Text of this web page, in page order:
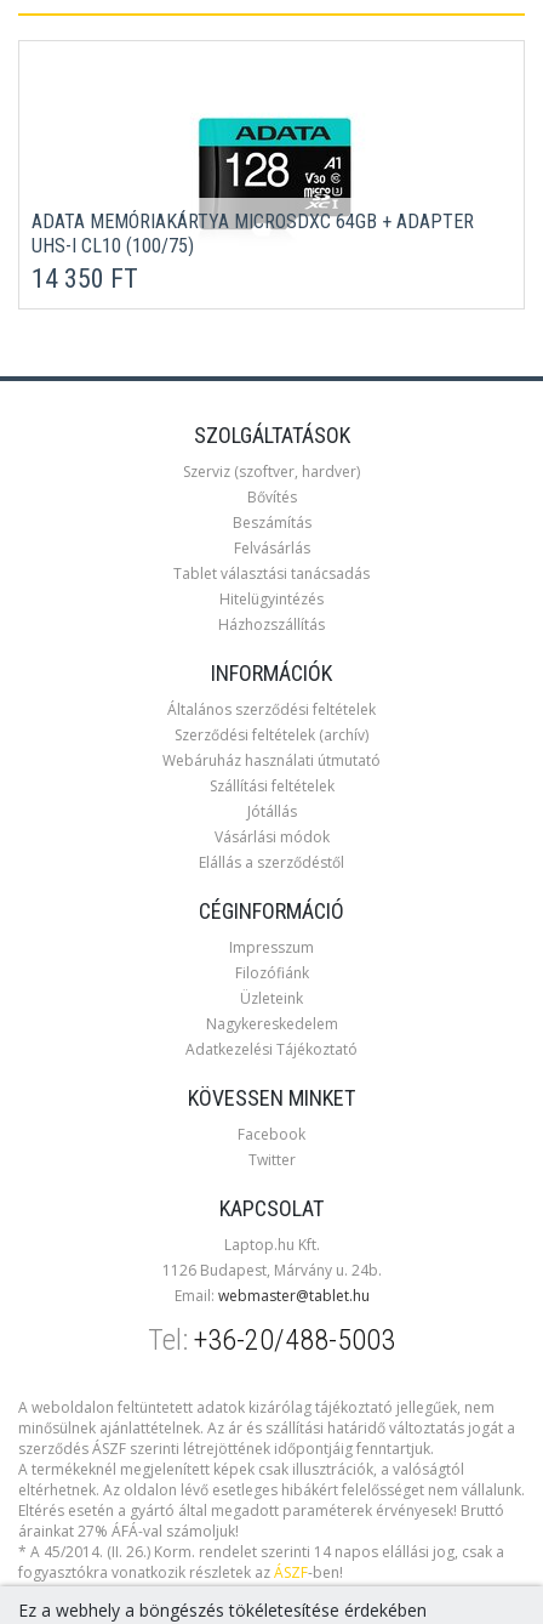
ADATA MEMÓRIAKÁRTYA MICROSDXC 64GB + ADAPTER
UHS-I CL10 (100/75)
14 350 FT
SZOLGÁLTATÁSOK
Szerviz (szoftver, hardver)
Bővítés
Beszámítás
Felvásárlás
Tablet választási tanácsadás
Hitelügyintézés
Házhozszállítás
INFORMÁCIÓK
Általános szerződési feltételek
Szerződési feltételek (archív)
Webáruház használati útmutató
Szállítási feltételek
Jótállás
Vásárlási módok
Elállás a szerződéstől
CÉGINFORMÁCIÓ
Impresszum
Filozófiánk
Üzleteink
Nagykereskedelem
Adatkezelési Tájékoztató
KÖVESSEN MINKET
Facebook
Twitter
KAPCSOLAT
Laptop.hu Kft.
1126 Budapest, Márvány u. 24b.
Email: webmaster@tablet.hu
Tel: +36-20/488-5003
A weboldalon feltüntetett adatok kizárólag tájékoztató jellegűek, nem
minősülnek ajánlattételnek. Az ár és szállítási határidő változtatás jogát a
szerződés ÁSZF szerinti létrejöttének időpontjáig fenntartjuk.
A termékeknél megjelenített képek csak illusztrációk, a valóságtól
eltérhetnek. Az oldalon lévő esetleges hibákért felelősséget nem vállalunk.
Eltérés esetén a gyártó által megadott paraméterek érvényesek! Bruttó
árainkat 27% ÁFÁ-val számoljuk!
* A 45/2014. (II. 26.) Korm. rendelet szerinti 14 napos elállási jog, csak a
fogyasztókra vonatkozik részletek azÁSZF-ben!
Ez a webhely a böngészés tökéletesítése érdekében